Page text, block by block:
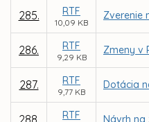
285. RTF
10,09 KB
Zverenie
286. RTF
9,29 KB
Zmeny v
287. RTF
9,77 KB
Dotácia
RTF